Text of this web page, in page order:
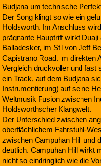
Budjana um technische
Der Song klingt so wie ein
Holdsworth. Im Anschluss
prägnante Hauptriff wirkt Duaji
Balladesker, im Stil von Jeff
Capistrano Road. Im direkten
Vergleich druckvoller und fast
ein Track, auf dem Budjana
Instrumentierung) auf seine
Weltmusik Fusion zwischen
Holdsworthscher Klangwelt.
Der Unterschied zwischen
oberflächlichem Fahrstuhl-
zwischen Campuhan Hill und
deutlich. Campuhan Hill wirkt
nicht so eindringlich wie die